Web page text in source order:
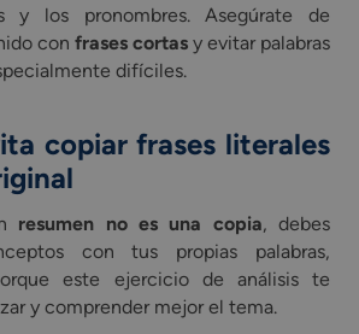
y los pronombres. Asegúrate de
con frases cortas y evitar palabras
difíciles.
copiar frases literales
resumen no es una copia, debes
con tus propias palabras,
este ejercicio de análisis te
y comprender mejor el tema.